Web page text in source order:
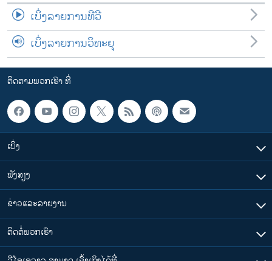
ເບິ່ງລາຍການທີວີ
ເບິ່ງລາຍການວິທະຍຸ
ຕິດຕາມພວກເຮົາ ທີ່
ເບິ່ງ
ຟັງສຽງ
ຂ່າວແລະລາຍງານ
ຕິດຕໍ່ພວກເຮົາ